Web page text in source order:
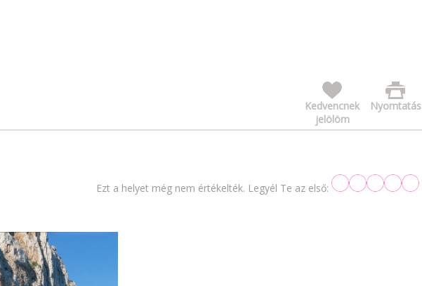
Nyomtatás
Kedvencnek
jelölöm
Ezt a helyet még nem értékelték. Legyél Te az első: